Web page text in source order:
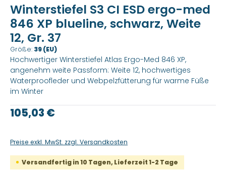
Winterstiefel S3 CI ESD ergo-med
846 XP blueline, schwarz, Weite
12, Gr. 37
Größe: 39 (EU)
Hochwertiger Winterstiefel Atlas Ergo-Med 846 XP,
angenehm weite Passform: Weite 12, hochwertiges
Waterproofleder und Webpelzfütterung für warme Füße
im Winter
Regulärer Preis:
105,03 €
Preise exkl. MwSt. zzgl. Versandkosten
Versandfertig in 10 Tagen, Lieferzeit 1-2 Tage